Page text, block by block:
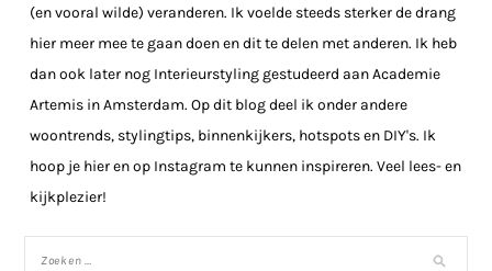
(en vooral wilde) veranderen. Ik voelde steeds sterker de drang
hier meer mee te gaan doen en dit te delen met anderen. Ik heb
dan ook later nog Interieurstyling gestudeerd aan Academie
Artemis in Amsterdam. Op dit blog deel ik onder andere
woontrends, stylingtips, binnenkijkers, hotspots en DIY's. Ik
hoop je hier en op Instagram te kunnen inspireren. Veel lees- en
kijkplezier!